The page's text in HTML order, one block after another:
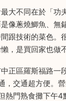
大不同在於「功
像蔥燒鯽魚、無
跟技術的菜色。
，是買回家也做
正區羅斯福路一
，交通超方便。
熱門熟食攤下午4